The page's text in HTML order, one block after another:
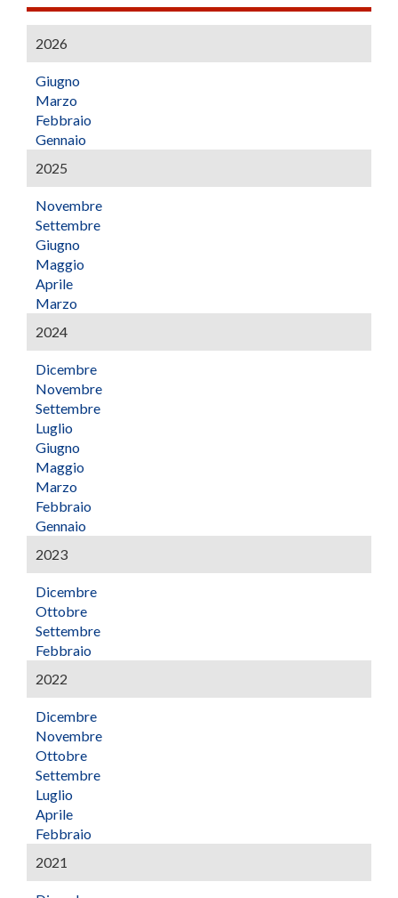
2026
Giugno
Marzo
Febbraio
Gennaio
2025
Novembre
Settembre
Giugno
Maggio
Aprile
Marzo
2024
Dicembre
Novembre
Settembre
Luglio
Giugno
Maggio
Marzo
Febbraio
Gennaio
2023
Dicembre
Ottobre
Settembre
Febbraio
2022
Dicembre
Novembre
Ottobre
Settembre
Luglio
Aprile
Febbraio
2021